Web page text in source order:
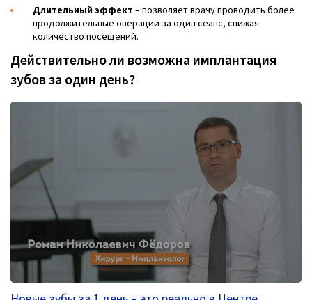
Длительный эффект – позволяет врачу проводить более
продолжительные операции за один сеанс, снижая
количество посещений.
Действительно ли возможна имплантация
зубов за один день?